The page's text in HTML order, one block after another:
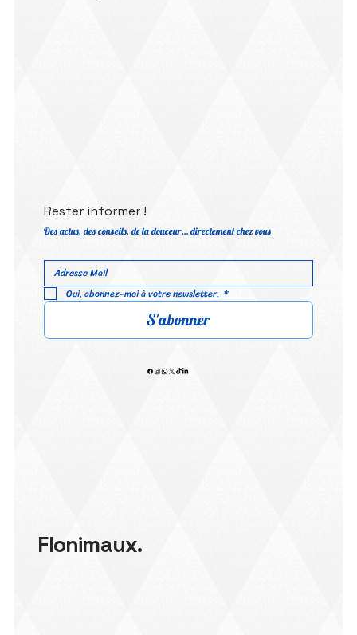
Rester informer !
Des actus, des conseils, de la douceur… directement chez vous
Oui, abonnez-moi à votre newsletter. *
S'abonner
Flonimaux.